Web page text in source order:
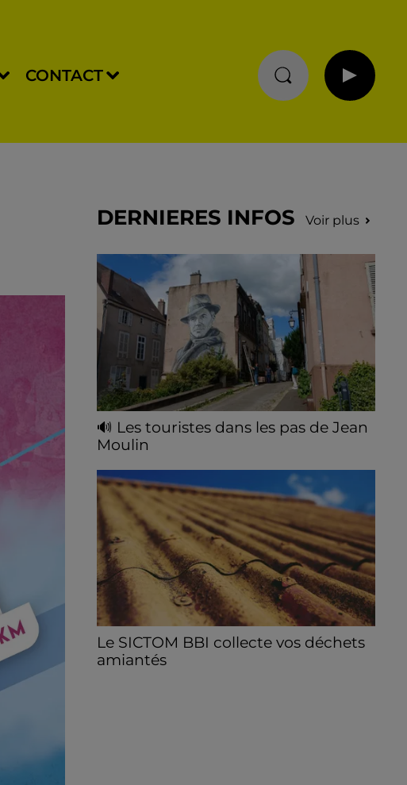
CONTACT
DERNIERES INFOS Voir plus
🔊 Les touristes dans les pas de Jean
Moulin
les sorties estivales de Chartres Tourisme.
Le SICTOM BBI collecte vos déchets
amiantés